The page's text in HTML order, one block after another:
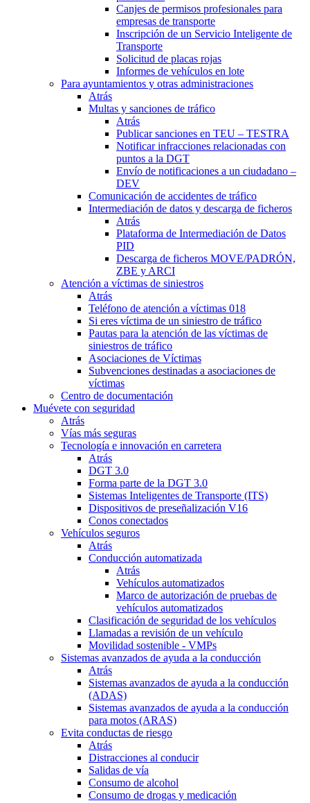
Canjes de permisos profesionales para
empresas de transporte
Inscripción de un Servicio Inteligente de
Transporte
Solicitud de placas rojas
Informes de vehículos en lote
Para ayuntamientos y otras administraciones
Atrás
Multas y sanciones de tráfico
Atrás
Publicar sanciones en TEU – TESTRA
Notificar infracciones relacionadas con
puntos a la DGT
Envío de notificaciones a un ciudadano –
DEV
Comunicación de accidentes de tráfico
Intermediación de datos y descarga de ficheros
Atrás
Plataforma de Intermediación de Datos
PID
Descarga de ficheros MOVE/PADRÓN,
ZBE y ARCI
Atención a víctimas de siniestros
Atrás
Teléfono de atención a víctimas 018
Si eres víctima de un siniestro de tráfico
Pautas para la atención de las víctimas de
siniestros de tráfico
Asociaciones de Víctimas
Subvenciones destinadas a asociaciones de
víctimas
Centro de documentación
Muévete con seguridad
Atrás
Vías más seguras
Tecnología e innovación en carretera
Atrás
DGT 3.0
Forma parte de la DGT 3.0
Sistemas Inteligentes de Transporte (ITS)
Dispositivos de preseñalización V16
Conos conectados
Vehículos seguros
Atrás
Conducción automatizada
Atrás
Vehículos automatizados
Marco de autorización de pruebas de
vehículos automatizados
Clasificación de seguridad de los vehículos
Llamadas a revisión de un vehículo
Movilidad sostenible - VMPs
Sistemas avanzados de ayuda a la conducción
Atrás
Sistemas avanzados de ayuda a la conducción
(ADAS)
Sistemas avanzados de ayuda a la conducción
para motos (ARAS)
Evita conductas de riesgo
Atrás
Distracciones al conducir
Salidas de vía
Consumo de alcohol
Consumo de drogas y medicación